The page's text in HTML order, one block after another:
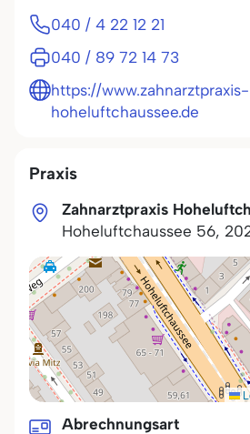
Praxis
Zahnarztpraxis
Hoheluftchaussee 56,
Abrechnungsart
040 / 4 22 12 21
040 / 89 72 14 73
https://www.zahnarztpraxis-
hoheluftchaussee.de